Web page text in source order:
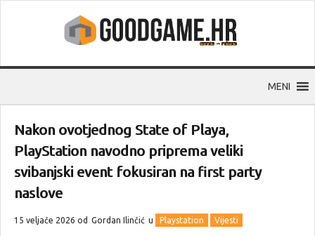
MENI
Nakon ovotjednog State of Playa,
PlayStation navodno priprema veliki
svibanjski event fokusiran na first party
naslove
15 veljače 2026 od Gordan Ilinčić u Playstation Vijesti